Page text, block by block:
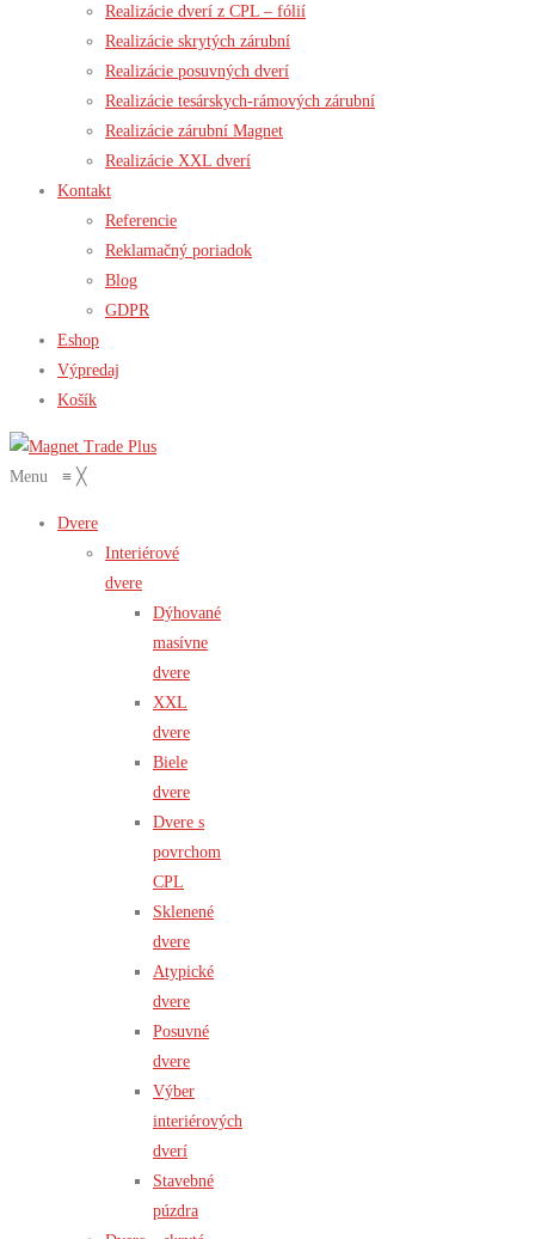
Realizácie dverí z CPL – fólií
Realizácie skrytých zárubní
Realizácie posuvných dverí
Realizácie tesárskych-rámových zárubní
Realizácie zárubní Magnet
Realizácie XXL dverí
Kontakt
Referencie
Reklamačný poriadok
Blog
GDPR
Eshop
Výpredaj
Košík
Menu ≡ ╳
Dvere
Interiérové
dvere
Dýhované
masívne
dvere
XXL
dvere
Biele
dvere
Dvere s
povrchom
CPL
Sklenené
dvere
Atypické
dvere
Posuvné
dvere
Výber
interiérových
dverí
Stavebné
púzdra